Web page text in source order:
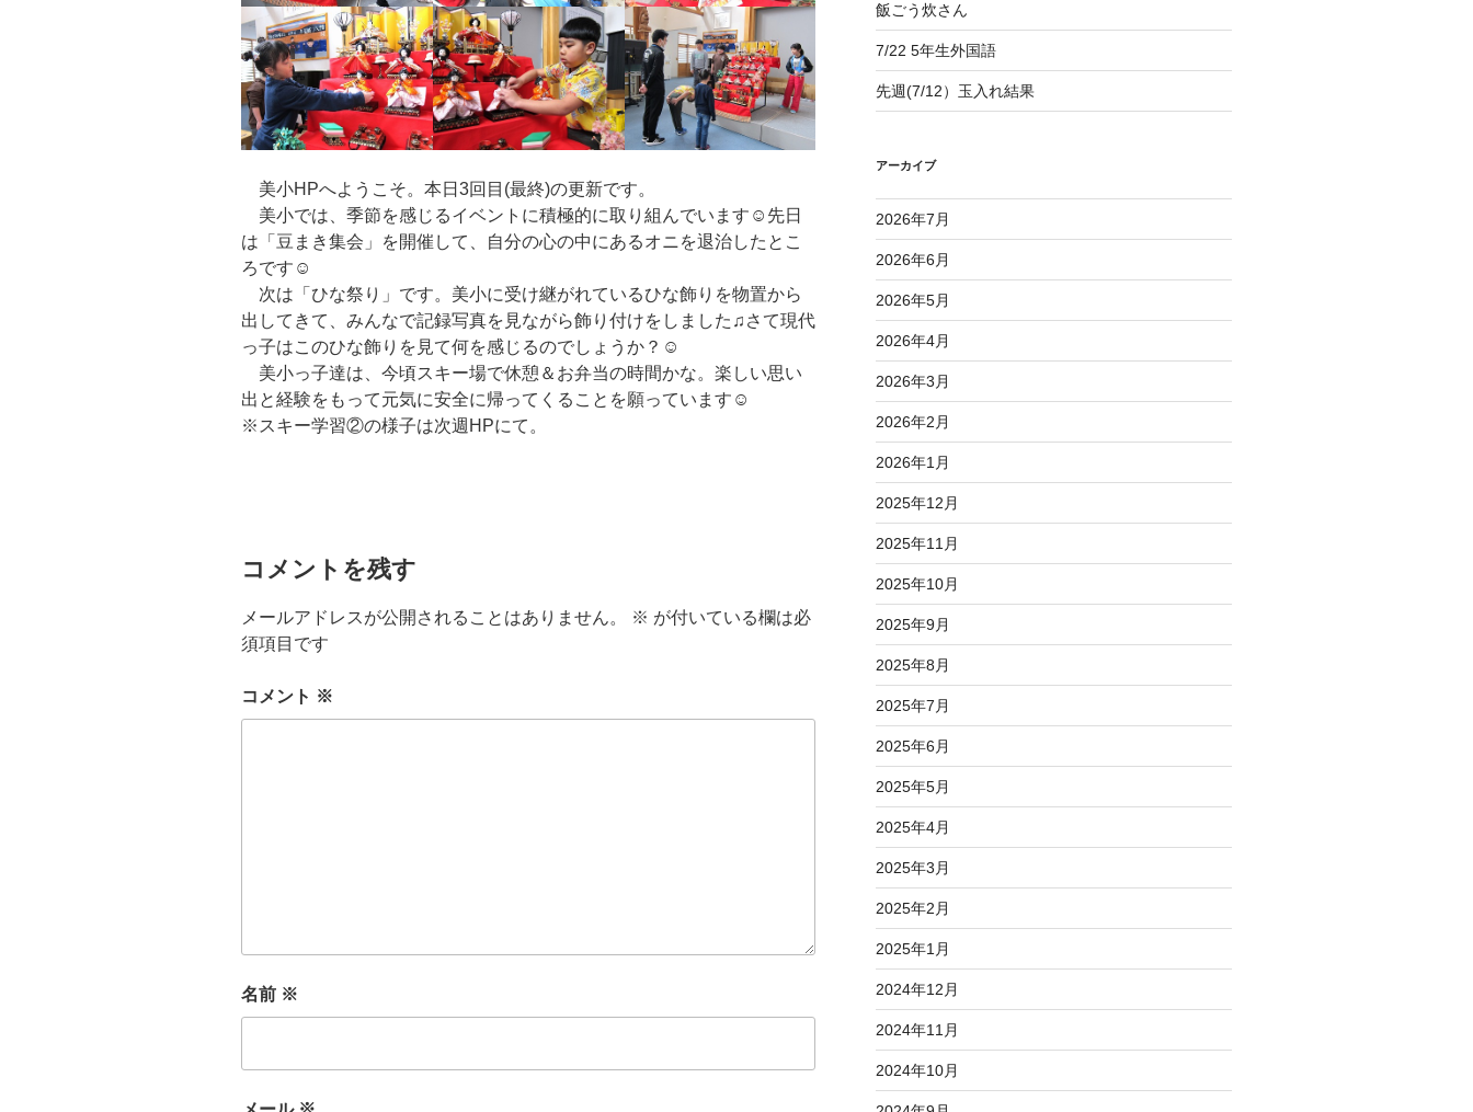
美小HPへようこそ。本日3回目(最終)の更新です。
美小では、季節を感じるイベントに積極的に取り組んでいます☺先日
は「豆まき集会」を開催して、自分の心の中にあるオニを退治したとこ
ろです☺
次は「ひな祭り」です。美小に受け継がれているひな飾りを物置から
出してきて、みんなで記録写真を見ながら飾り付けをしました♫さて現代
っ子はこのひな飾りを見て何を感じるのでしょうか？☺
美小っ子達は、今頃スキー場で休憩＆お弁当の時間かな。楽しい思い
出と経験をもって元気に安全に帰ってくることを願っています☺
※スキー学習②の様子は次週HPにて。
コメントを残す
メールアドレスが公開されることはありません。 ※ が付いている欄は必
須項目です
コメント ※
名前 ※
飯ごう炊さん
7/22 5年生外国語
先週(7/12）玉入れ結果
アーカイブ
2026年7月
2026年6月
2026年5月
2026年4月
2026年3月
2026年2月
2026年1月
2025年12月
2025年11月
2025年10月
2025年9月
2025年8月
2025年7月
2025年6月
2025年5月
2025年4月
2025年3月
2025年2月
2025年1月
2024年12月
2024年11月
2024年10月